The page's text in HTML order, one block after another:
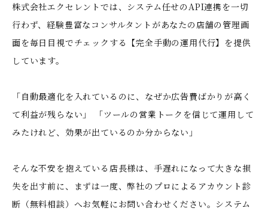
株式会社エクセレントでは、システム任せのAPI連携を一切
行わず、経験豊富なコンサルタントがあなたの店舗の管理画
面を毎日目視でチェックする【完全手動の運用代行】を提供
しています。
「自動最適化を入れているのに、なぜか広告費ばかりが高く
て利益が残らない」 「ツールの営業トークを信じて運用して
みたけれど、効果が出ているのか分からない」
そんな不安を抱えている店長様は、手遅れになって大きな損
失を出す前に、まずは一度、弊社のプロによるアカウント診
断（無料相談）へお気軽にお問い合わせください。システム